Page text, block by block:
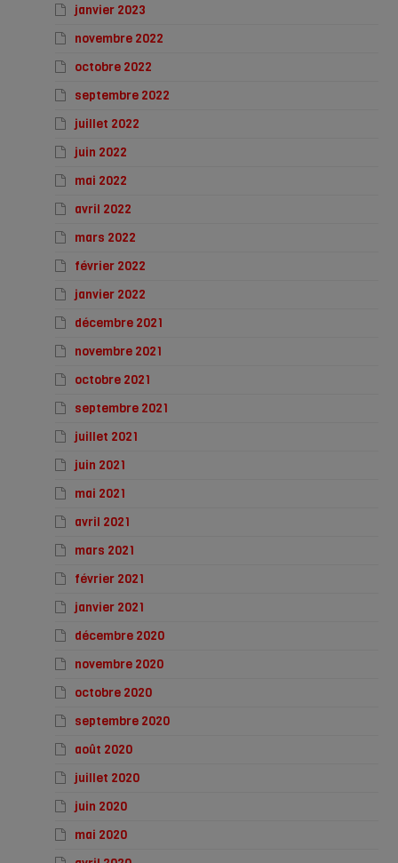
janvier 2023
novembre 2022
octobre 2022
septembre 2022
juillet 2022
juin 2022
mai 2022
avril 2022
mars 2022
février 2022
janvier 2022
décembre 2021
novembre 2021
octobre 2021
septembre 2021
juillet 2021
juin 2021
mai 2021
avril 2021
mars 2021
février 2021
janvier 2021
décembre 2020
novembre 2020
octobre 2020
septembre 2020
août 2020
juillet 2020
juin 2020
mai 2020